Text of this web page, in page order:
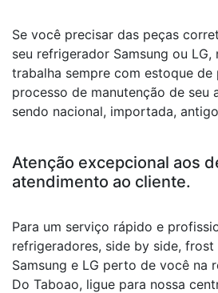
Se você precisar das peças
seu refrigerador Samsung ou LG,
trabalha sempre com estoque de
processo de manutenção de seu
sendo nacional, importada,
Atenção excepcional aos
atendimento ao cliente.
Para um serviço rápido e
refrigeradores, side by side, frost
Samsung e LG perto de você na
Do Taboao, ligue para nossa